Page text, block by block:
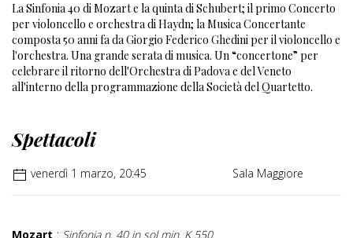
La Sinfonia 40 di Mozart e la quinta di Schubert; il primo Concerto
per violoncello e orchestra di Haydn; la Musica Concertante
composta 50 anni fa da Giorgio Federico Ghedini per il violoncello e
l'orchestra. Una grande serata di musica. Un “concertone” per
celebrare il ritorno dell'Orchestra di Padova e del Veneto
all'interno della programmazione della Società del Quartetto.
Spettacoli
venerdì 1 marzo, 20:45 Sala Maggiore
Mozart : Sinfonia n. 40 in sol min. K 550